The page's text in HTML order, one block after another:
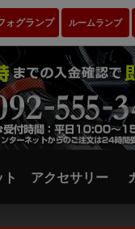
ォグランプ ルームランプ